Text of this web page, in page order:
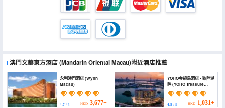
澳門文華東方酒店(Mandarin Oriental Macau)附近酒店推薦
永利澳門酒店 (Wynn
Macau)
4.7 / 5 HKD 3,677+
YOHO金銀島酒店 - 歐陸湖
畔 (YOHO Treasure
Island Hotel - Rivage
Continental)
4.5/ 5 HKD 1,031+